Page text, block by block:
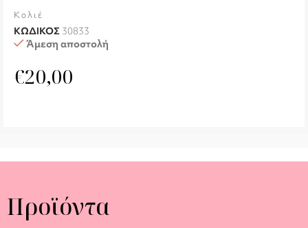
Κολιέ
ΚΩΔΙΚΟΣ 30833
Άμεση αποστολή
€20,00
Προϊόντα